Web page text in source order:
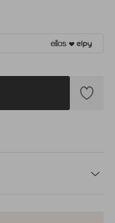
Lägg